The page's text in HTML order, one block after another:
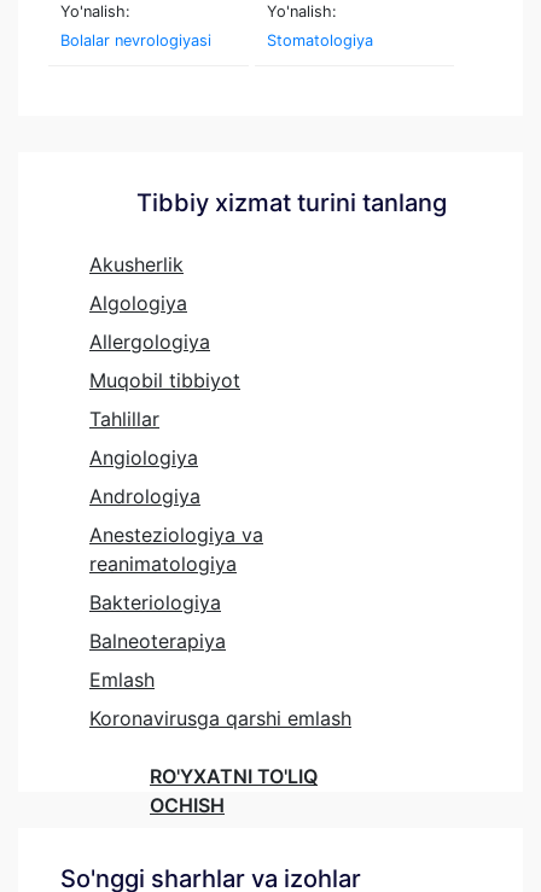
Yo'nalish:
Bolalar nevrologiyasi
Yo'nalish:
Stomatologiya
Tibbiy xizmat turini tanlang
Akusherlik
Algologiya
Allergologiya
Muqobil tibbiyot
Tahlillar
Angiologiya
Andrologiya
Anesteziologiya va
reanimatologiya
Bakteriologiya
Balneoterapiya
Emlash
Koronavirusga qarshi emlash
RO'YXATNI TO'LIQ
OCHISH
So'nggi sharhlar va izohlar